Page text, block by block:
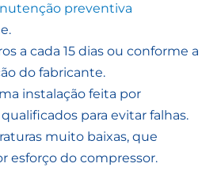
preventiva
a cada 15 dias ou conforme a
do fabricante.
instalação feita por
para evitar falhas.
muito baixas, que
esforço do compressor.